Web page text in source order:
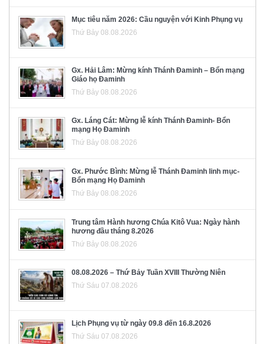
Mục tiêu năm 2026: Cầu nguyện với Kinh Phụng vụ
Thứ Bảy 08.08.2026
Gx. Hải Lâm: Mừng kính Thánh Đaminh – Bổn mạng
Giáo họ Đaminh
Thứ Bảy 08.08.2026
Gx. Láng Cát: Mừng lễ kính Thánh Đaminh- Bổn
mạng Họ Đaminh
Thứ Bảy 08.08.2026
Gx. Phước Bình: Mừng lễ Thánh Đaminh linh mục-
Bổn mạng Họ Đaminh
Thứ Bảy 08.08.2026
Trung tâm Hành hương Chúa Kitô Vua: Ngày hành
hương đầu tháng 8.2026
Thứ Bảy 08.08.2026
08.08.2026 – Thứ Bảy Tuần XVIII Thường Niên
Thứ Sáu 07.08.2026
Lịch Phụng vụ từ ngày 09.8 đến 16.8.2026
Thứ Sáu 07.08.2026